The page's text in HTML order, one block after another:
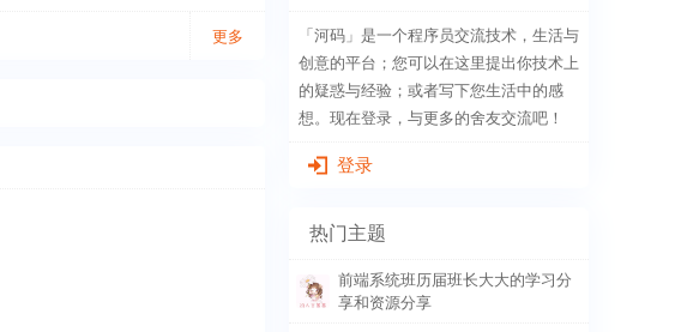
更多
「河码」是一个程序员交流技术，生活与
创意的平台；您可以在这里提出你技术上
的疑惑与经验；或者写下您生活中的感
想。现在登录，与更多的舍友交流吧！
登录
热门主题
前端系统班历届班长大大的学习分
享和资源分享